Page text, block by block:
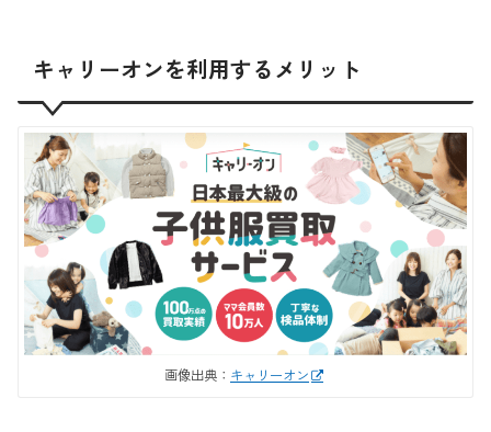
キャリーオンを利用するメリット
画像出典： キャリーオン